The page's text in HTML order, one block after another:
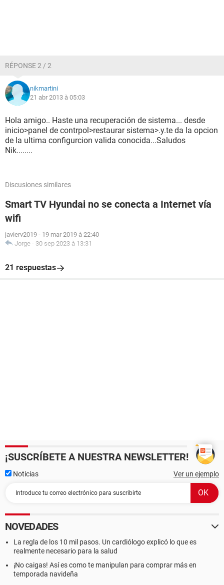
RÉPONSE 2 / 2
nikmartini
21 abr 2013 à 05:03
Hola amigo.. Haste una recuperación de sistema... desde
inicio>panel de contrpol>restaurar sistema>.y.te da la opcion
de la ultima configurcion valida conocida...Saludos
Nik........
Discusiones similares
Smart TV Hyundai no se conecta a Internet vía
wifi
javierv2019 - 19 mar 2019 à 22:40
Jorge - 30 sep 2023 à 13:31
21 respuestas
¡SUSCRÍBETE A NUESTRA NEWSLETTER!
Noticias Ver un ejemplo
NOVEDADES
La regla de los 10 mil pasos. Un cardiólogo explicó lo que es
realmente necesario para la salud
¡No caigas! Así es como te manipulan para comprar más en
temporada navideña